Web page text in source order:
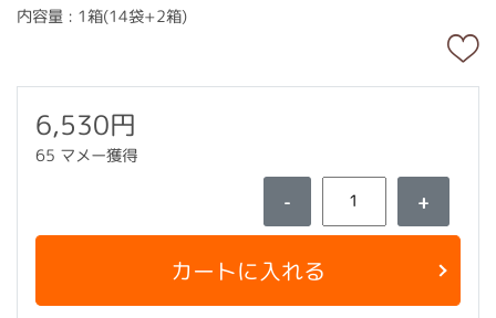
内容量 : 1箱(14袋+2箱)
6,530円
65 マメー獲得
- +
カートに入れる